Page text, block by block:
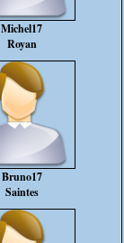
Michel17
Royan
Bruno17
Saintes